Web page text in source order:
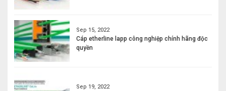
Sep 15, 2022
Cáp etherline lapp công nghiệp chính hãng độc
quyền
Sep 19, 2022